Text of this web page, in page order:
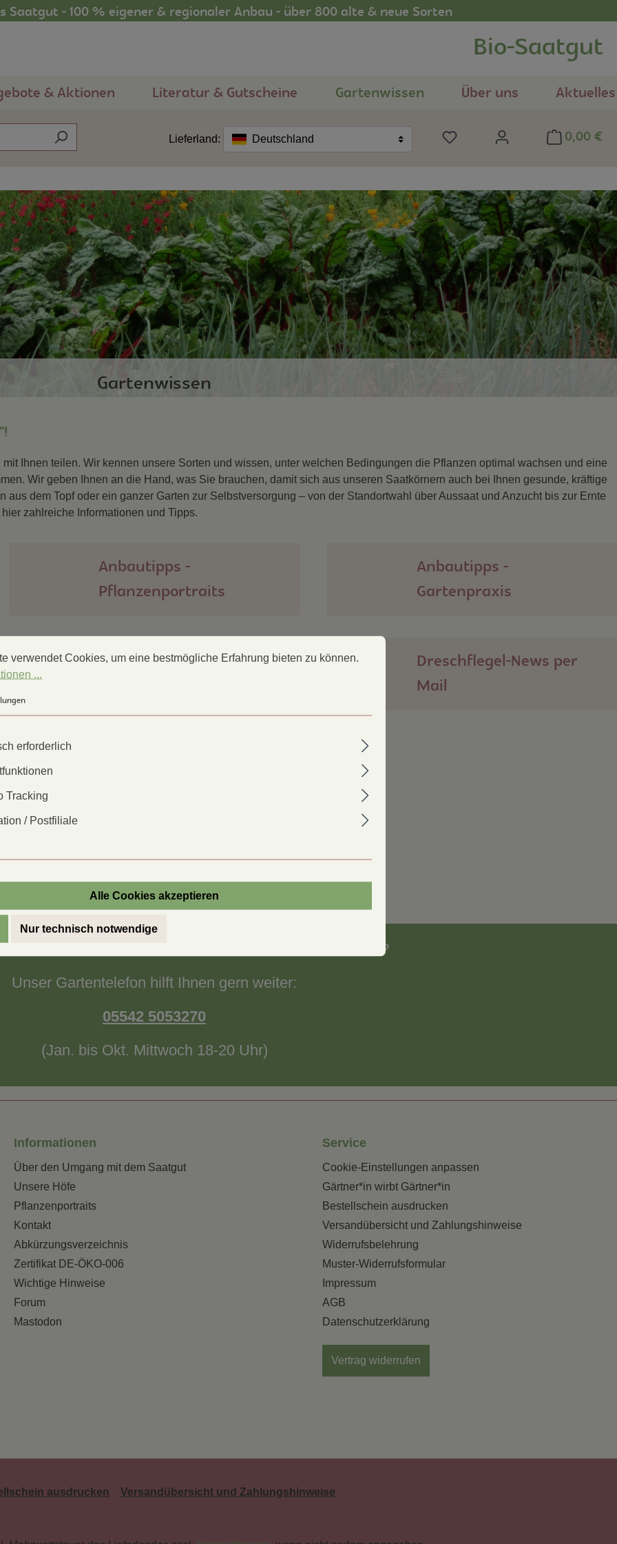
Saatgut - 100 % eigener & regionaler Anbau - über 800 alte & neue Sorten
Bio-Saatgut
& Aktionen Literatur & Gutscheine Gartenwissen Über uns Aktuelles
Du hast 0 Produkte auf dem
0,00 €
Lieferland: Deutschland
Gartenwissen
Ihnen teilen. Wir kennen unsere Sorten und wissen, unter welchen Bedingungen die Pflanzen optimal wachsen und eine
Wir geben Ihnen an die Hand, was Sie brauchen, damit sich aus unseren Saatkörnern auch bei Ihnen gesunde, kräftige
dem Topf oder ein ganzer Garten zur Selbstversorgung – von der Standortwahl über Aussaat und Anzucht bis zur Ernte
zahlreiche Informationen und Tipps.
Anbautipps -
Pflanzenportraits
Anbautipps -
Gartenpraxis
Dreschflegel-News per
Mail
nicht beantwortet oder Sie brauchen noch einen Rat?
Unser Gartentelefon hilft Ihnen gern weiter:
05542 5053270
(Jan. bis Okt. Mittwoch 18-20 Uhr)
Informationen
Über den Umgang mit dem Saatgut
Unsere Höfe
Pflanzenportraits
Kontakt
Abkürzungsverzeichnis
Zertifikat DE-ÖKO-006
Wichtige Hinweise
Forum
Mastodon
Service
Cookie-Einstellungen anpassen
Gärtner*in wirbt Gärtner*in
Bestellschein ausdrucken
Versandübersicht und Zahlungshinweise
Widerrufsbelehrung
Muster-Widerrufsformular
Impressum
AGB
Datenschutzerklärung
Vertrag widerrufen
ausdrucken Versandübersicht und Zahlungshinweise
Cookies, um eine bestmögliche Erfahrung bieten zu können.
Mehr Informationen ...
verwendet Cookies, um eine bestmögliche Erfahrung bieten zu können.
...
erforderlich
Tracking
/ Postfiliale
Alle Cookies akzeptieren
Nur technisch notwendige